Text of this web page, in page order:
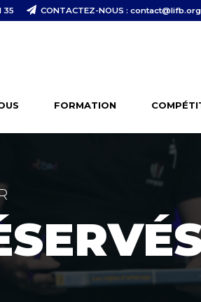
35 CONTACTEZ-NOUS : contact@lifb.org
FORMATION